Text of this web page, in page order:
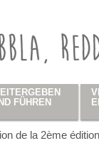
de la 2ème
FÜHREN